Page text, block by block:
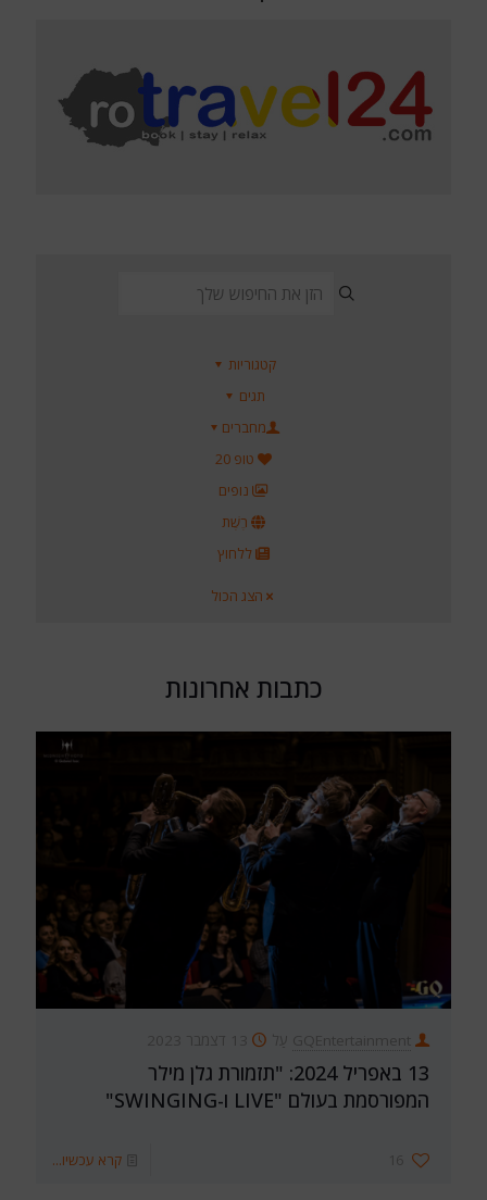
קטגוריות
תגים
מחברים
טופ 20
נופים
רֶשֶׁת
ללחוץ
הצג הכול
כתבות אחרונות
GQEntertainment עַל 13 דצמבר 2023
13 באפריל 2024: "תזמורת גלן מילר
המפורסמת בעולם "LIVE ו-SWINGING"
16 קרא עכשיו...